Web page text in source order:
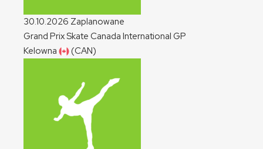
30.10.2026 Zaplanowane
Grand Prix Skate Canada International GP
Kelowna
(CAN)